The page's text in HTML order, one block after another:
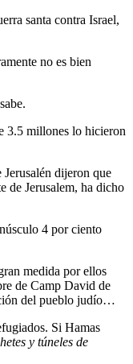
santa contra Israel,
no es bien
3.5 millones lo hicieron
dijeron que
de Jerusalem, ha dicho
4 por ciento
medida por ellos
de Camp David de
del pueblo judío…
Si Hamas
y túneles de